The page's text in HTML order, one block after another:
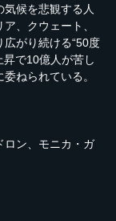
気候を悲観する人
、クウェート、
がり続ける“50度
で10億人が苦し
ねられている。
ロン、モニカ・ガ